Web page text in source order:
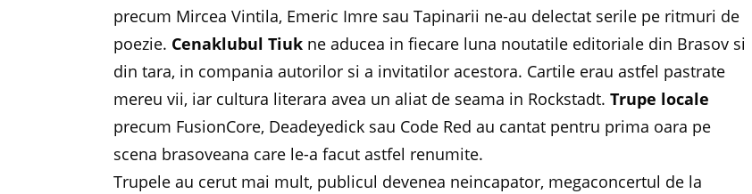
precum Mircea Vintila, Emeric Imre sau Tapinarii ne-au delectat serile pe ritmuri de
poezie. Cenaklubul Tiuk ne aducea in fiecare luna noutatile editoriale din Brasov si
din tara, in compania autorilor si a invitatilor acestora. Cartile erau astfel pastrate
mereu vii, iar cultura literara avea un aliat de seama in Rockstadt.Trupe locale
precum FusionCore, Deadeyedick sau Code Red au cantat pentru prima oara pe
scena brasoveana care le-a facut astfel renumite.
Trupele au cerut mai mult, publicul devenea neincapator, megaconcertul de la